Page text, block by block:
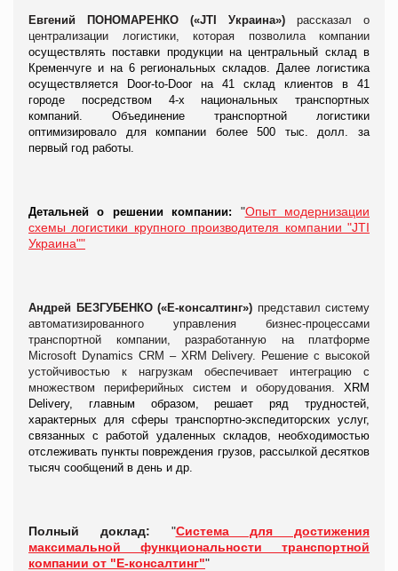
Евгений ПОНОМАРЕНКО («JTI Украина») рассказал о
централизации логистики, которая позволила компании
осуществлять поставки продукции на центральный склад в
Кременчуге и на 6 региональных складов. Далее логистика
осуществляется Door-to-Door на 41 склад клиентов в 41
городе посредством 4-х национальных транспортных
компаний. Объединение транспортной логистики
оптимизировало для компании более 500 тыс. долл. за
первый год работы.
Детальней о решении компании: "Опыт модернизации
схемы логистики крупного производителя компании "JTI
Украина""
Андрей БЕЗГУБЕНКО («Е-консалтинг») представил систему
автоматизированного управления бизнес-процессами
транспортной компании, разработанную на платформе
Microsoft Dynamics CRM – XRM Delivery. Решение с высокой
устойчивостью к нагрузкам обеспечивает интеграцию с
множеством периферийных систем и оборудования. XRM
Delivery, главным образом, решает ряд трудностей,
характерных для сферы транспортно-экспедиторских услуг,
связанных с работой удаленных складов, необходимостью
отслеживать пункты повреждения грузов, рассылкой десятков
тысяч сообщений в день и др.
Полный доклад: "Система для достижения
максимальной функциональности транспортной
компании от "Е-консалтинг""